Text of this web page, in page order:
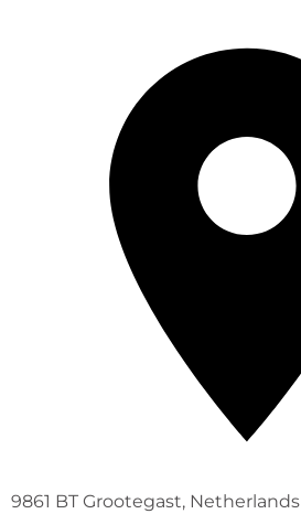
9861 BT Grootegast, Netherlands